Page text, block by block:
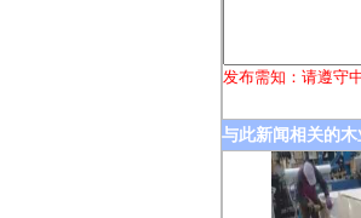
发布需知：请遵守
与此新闻相关的